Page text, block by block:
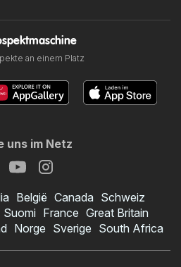
an einem Platz
uns im Netz
België Canada Schweiz
Suomi France Great Britain
Norge Sverige South Africa